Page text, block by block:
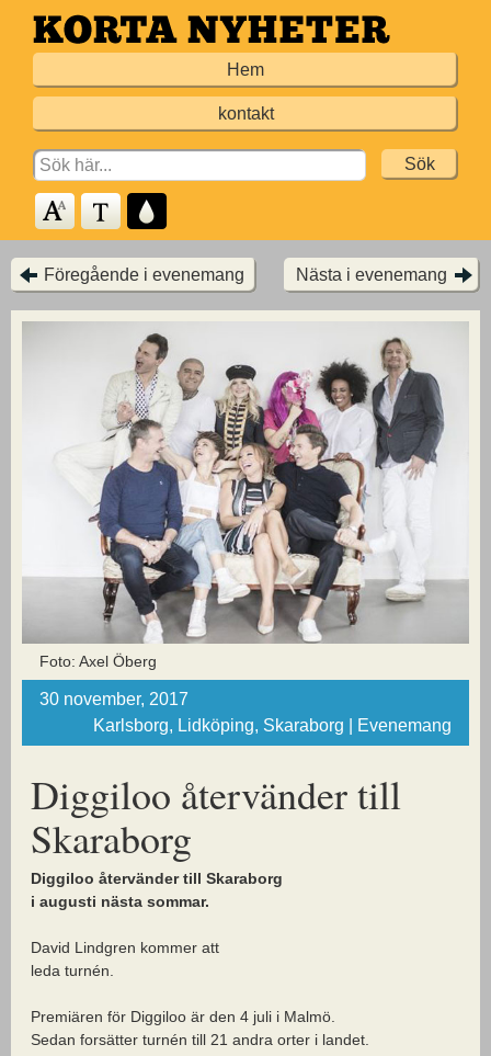
Hoppa
till
Hem
kontakt
Search
for:
Föregående i evenemang Nästa i evenemang
Foto: Axel Öberg
30 november, 2017
Karlsborg, Lidköping, Skaraborg | Evenemang
Diggiloo återvänder till
Skaraborg
Diggiloo återvänder till Skaraborg
i augusti nästa sommar.
David Lindgren kommer att
leda turnén.
Premiären för Diggiloo är den 4 juli i Malmö.
Sedan forsätter turnén till 21 andra orter i landet.